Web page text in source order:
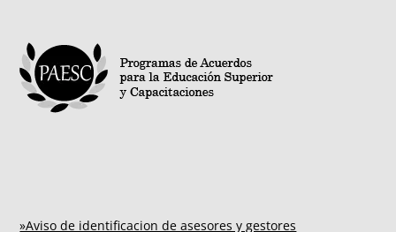
»Aviso de identificacion de asesores y gestores